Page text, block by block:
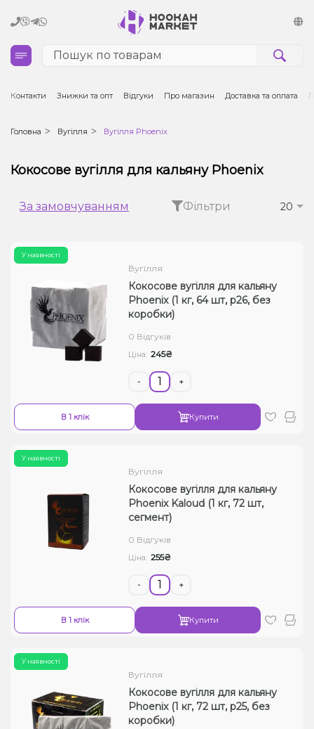
Кальяни
Тютюн для кальяну та кальянні суміші
Електронні сигарети (POD)
Комплектуючі для POD
Рідини для електронних сигарет
Уцінка
Контакти Знижки та опт Відгуки Про магазин Доставка та оплата
Головна Вугілля Вугілля Phoenix
Кокосове вугілля для кальяну Phoenix
За замовчуванням Фільтри 20
У наявності
Вугілля
Кокосове вугілля для кальяну
Phoenix (1 кг, 64 шт, р26, без
коробки)
0 Відгуків
Ціна: 245₴
- +
В 1 клік Купити
У наявності
Вугілля
Кокосове вугілля для кальяну
Phoenix Kaloud (1 кг, 72 шт,
сегмент)
0 Відгуків
Ціна: 255₴
- +
В 1 клік Купити
У наявності
Вугілля
Кокосове вугілля для кальяну
Phoenix (1 кг, 72 шт, р25, без
коробки)